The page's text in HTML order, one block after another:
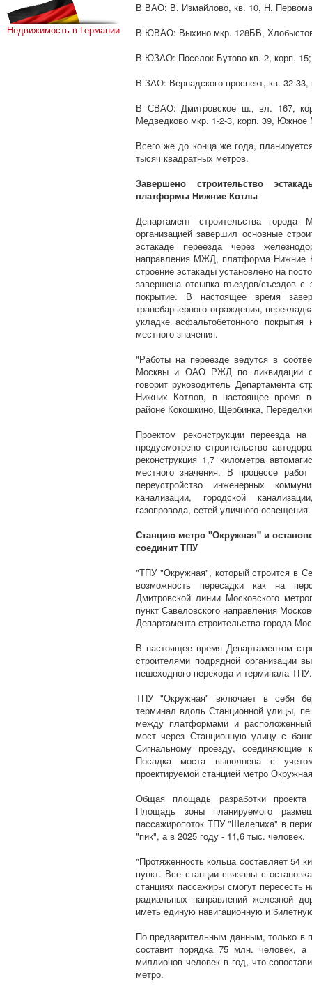
Недвижимость в Германии
В ВАО: В. Измайлово, кв. 10, Н.
В ЮВАО: Выхино мкр. 128БВ,
В ЮЗАО: Поселок Бутово кв. 2, корп. 15;
В ЗАО: Вернадского проспект, кв. 32-
В СВАО: Дмитровское ш., вл. 167,
Медведково мкр. 1-2-3, корп. 39, Южное
Всего же до конца же года,
тысяч квадратных метров.
Завершено строительство
платформы Нижние Котлы
Департамент строительства
организацией завершил основные
эстакаде переезда через
направления МЖД, платформа Нижние
строение эстакады установлено на
завершена отсыпка въездов/съездов с
покрытие. В настоящее время
трансбарьерного ограждения,
укладке асфальтобетонного
местного значения.
"Работы на переезде ведутся в
Москвы и ОАО РЖД по ликвидации
говорит руководитель Департамента
Нижних Котлов, в настоящее время
районе Кокошкино, Щербинка,
Проектом реконструкции переезда
предусмотрено строительство
реконструкция 1,7 километра
местного значения. В процессе
переустройство инженерных
канализации, городской
газопровода, сетей уличного
Станцию метро "Окружная" и
соединит ТПУ
"ТПУ "Окружная", который строится в
возможность пересадки как на
Дмитровской линии Московского
пункт Савеловского направления
Департамента строительства города
В настоящее время Департаментом
строителями подрядной организации
пешеходного перехода и терминала ТПУ.
ТПУ "Окружная" включает в себя
терминал вдоль Станционной улицы,
между платформами и
мост через Станционную улицу с
Сигнальному проезду, соединяющие
Посадка моста выполнена с
проектируемой станцией метро
Общая площадь разработки проекта
Площадь зоны планируемого
пассажиропоток ТПУ "Шелепиха" в
"пик", а в 2025 году - 11,6 тыс. человек.
"Протяженность кольца составляет 54
пункт. Все станции связаны с
станциях пассажиры смогут
радиальных направлений железной
иметь единую навигационную и
По предварительным данным, только в
составит порядка 75 млн. человек,
миллионов человек в год, что
метро.